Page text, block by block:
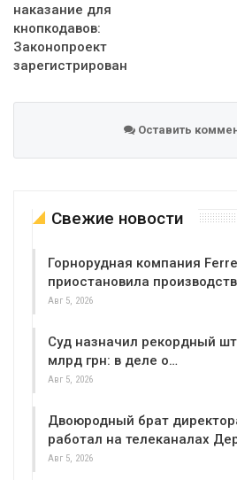
наказание для
кнопкодавов:
Законопроект
зарегистрирован
Оставить
Свежие новости
Горнорудная компания
приостановила
Авг 5, 2026
Суд назначил рекордный
млрд грн: в деле о…
Авг 5, 2026
Двоюродный брат
работал на телеканалах
Авг 5, 2026